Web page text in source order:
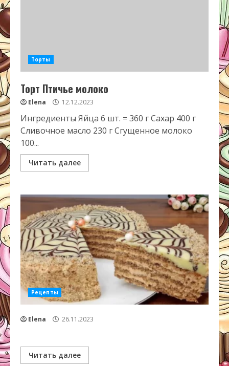
Торты
Торт Птичье молоко
Elena 12.12.2023
Ингредиенты Яйца 6 шт. = 360 г Сахар 400 г
Сливочное масло 230 г Сгущенное молоко
100...
Читать далее
Рецепты
Elena 26.11.2023
Читать далее